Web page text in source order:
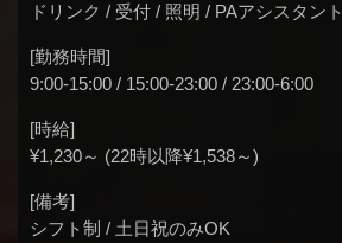
ドリンク / 受付 / 照明 / PAアシスタント
[勤務時間]
9:00-15:00 / 15:00-23:00 / 23:00-6:00
[時給]
¥1,230～ (22時以降¥1,538～)
[備考]
シフト制 / 土日祝のみOK